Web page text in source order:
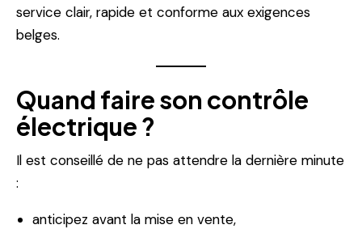
service clair, rapide et conforme aux exigences
belges.
Quand faire son contrôle
électrique ?
Il est conseillé de ne pas attendre la dernière minute
:
anticipez avant la mise en vente,